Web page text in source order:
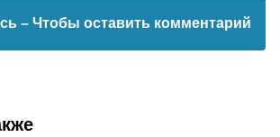
– Чтобы оставить комментарий